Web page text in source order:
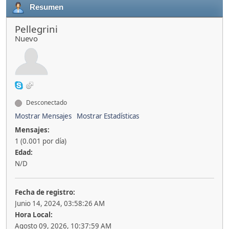
Resumen
Pellegrini
Nuevo
Desconectado
Mostrar Mensajes
Mostrar Estadísticas
Mensajes:
1 (0.001 por día)
Edad:
N/D
Fecha de registro:
Junio 14, 2024, 03:58:26 AM
Hora Local:
Agosto 09, 2026, 10:37:59 AM